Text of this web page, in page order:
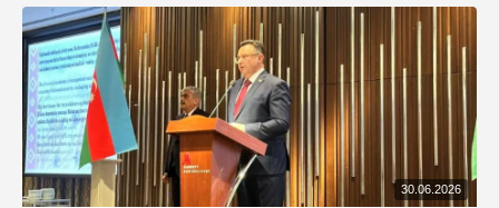
30.06.2026